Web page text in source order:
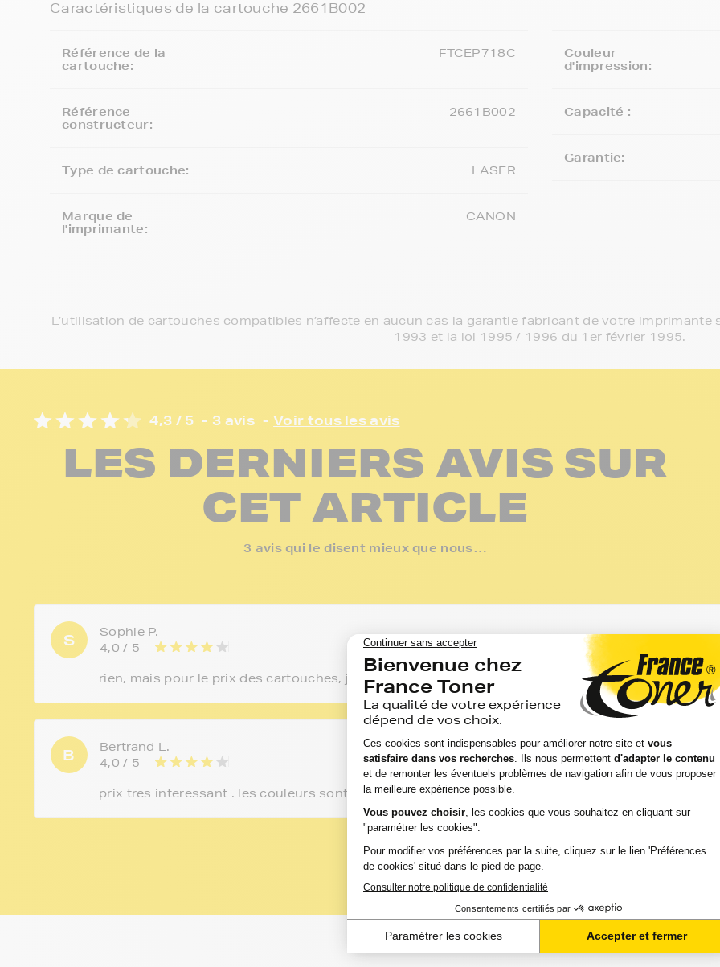
Caractéristiques de la cartouche 2661B002
Référence de la
cartouche:
FTCEP718C
Référence
constructeur:
2661B002
Type de cartouche: LASER
Marque de
l'imprimante:
CANON
Couleur
d'impression:
Capacité :
Garantie:
L’utilisation de cartouches compatibles n’affecte en aucun cas la garantie fabricant de votre
1993 et la loi 1995 / 1996 du 1er février 1995.
4,3 / 5 - 3 avis - Voir tous les avis
LES DERNIERS AVIS SUR
CET ARTICLE
3 avis qui le disent mieux que nous…
S
Sophie P.
4,0 / 5
rien, mais pour le prix des cartouches, jespère quel tienne au moins pendant un ans .
B
Bertrand L.
4,0 / 5
prix tres interessant . les couleurs sont juste un peu plus pale qu avec origine Canon, sinon pas...
< 1 >